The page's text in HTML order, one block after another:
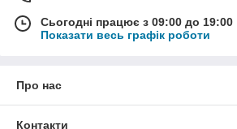
Сьогодні працює з 09:00 до 19:00
Показати весь графік роботи
Про нас
Контакти